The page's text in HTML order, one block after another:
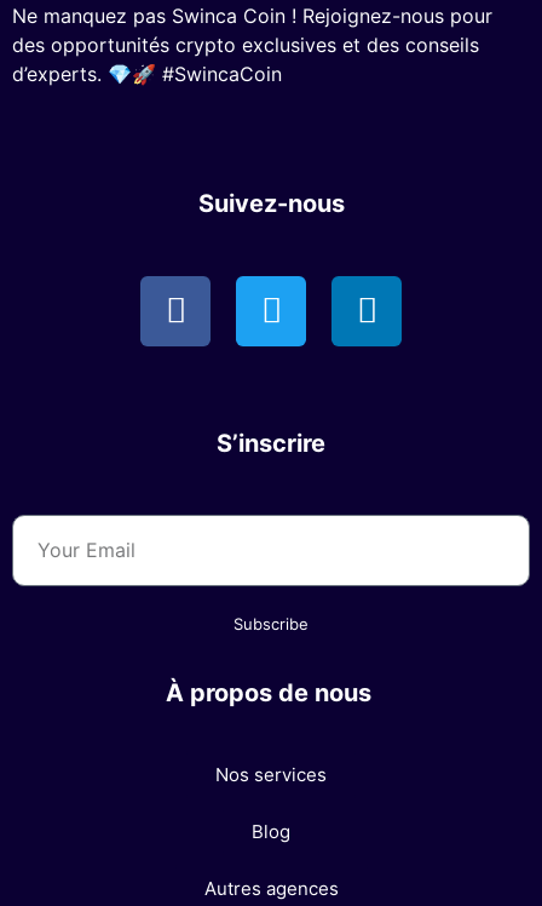
Ne manquez pas Swinca Coin ! Rejoignez-nous pour
des opportunités crypto exclusives et des conseils
d’experts. 💎🚀 #SwincaCoin
Suivez-nous
S’inscrire
Subscribe
À propos de nous
Nos services
Blog
Autres agences